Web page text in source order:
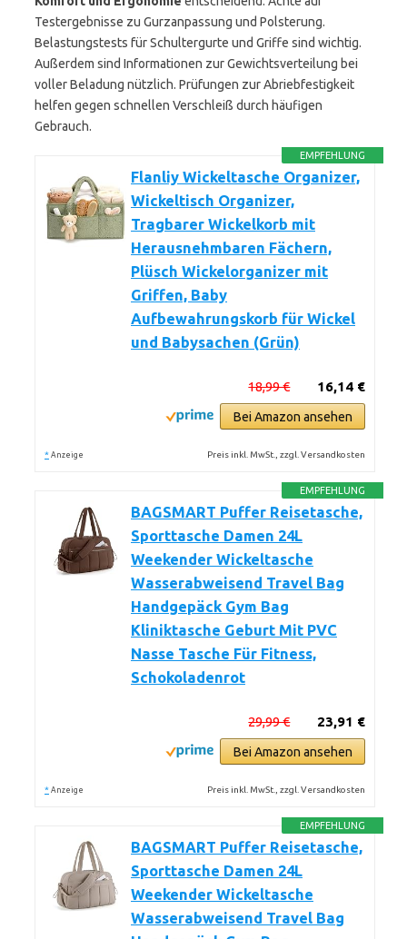
Testergebnisse zu Gurzanpassung und Polsterung.
Belastungstests für Schultergurte und Griffe sind wichtig.
Außerdem sind Informationen zur Gewichtsverteilung bei
voller Beladung nützlich. Prüfungen zur Abriebfestigkeit
helfen gegen schnellen Verschleiß durch häufigen
Gebrauch.
EMPFEHLUNG
Flanliy Wickeltasche Organizer,
Wickeltisch Organizer,
Tragbarer Wickelkorb mit
Herausnehmbaren Fächern,
Plüsch Wickelorganizer mit
Griffen, Baby
Aufbewahrungskorb für Wickel
und Babysachen (Grün)
16,14 €
18,99 €
Bei Amazon ansehen
* Anzeige Preis inkl. MwSt., zzgl. Versandkosten
EMPFEHLUNG
BAGSMART Puffer Reisetasche,
Sporttasche Damen 24L
Weekender Wickeltasche
Wasserabweisend Travel Bag
Handgepäck Gym Bag
Kliniktasche Geburt Mit PVC
Nasse Tasche Für Fitness,
Schokoladenrot
23,91 €
29,99 €
Bei Amazon ansehen
* Anzeige Preis inkl. MwSt., zzgl. Versandkosten
EMPFEHLUNG
BAGSMART Puffer Reisetasche,
Sporttasche Damen 24L
Weekender Wickeltasche
Wasserabweisend Travel Bag